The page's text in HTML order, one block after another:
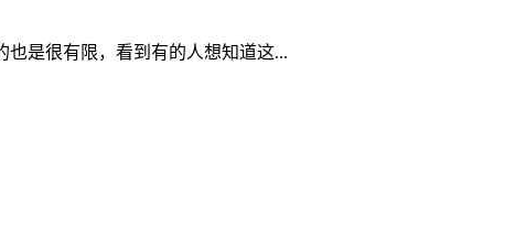
是很有限，看到有的人想知道这...